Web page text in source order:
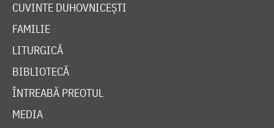
CUVINTE DUHOVNICEȘTI
FAMILIE
LITURGICĂ
BIBLIOTECĂ
ÎNTREABĂ PREOTUL
MEDIA